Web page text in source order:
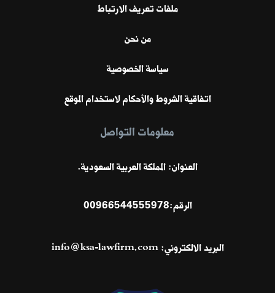
ملفات تعريف الارتباط
من نحن
سياسة الخصوصية
اتفاقية الشروط والأحكام لاستخدام الموقع
معلومات التواصل
العنوان: المملكة العربية السعودية.
الرقم:00966544555978
البريد الالكتروني:info@ksa-lawfirm.com